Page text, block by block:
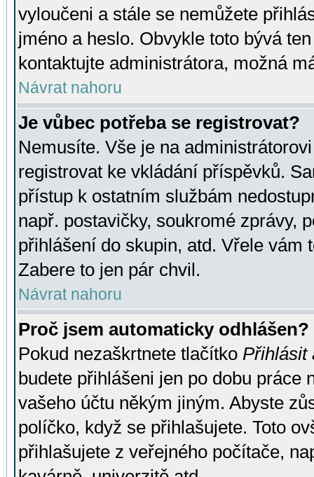
vyloučeni a stále se nemůžete
jméno a heslo. Obvykle toto bývá
kontaktujte administrátora, možná
Návrat nahoru
Je vůbec potřeba se registrovat?
Nemusíte. Vše je na
registrovat ke vkládání příspěvků.
přístup k ostatním službám
např. postavičky, soukromé zprávy,
přihlášení do skupin, atd. Vřele vám
Zabere to jen pár chvil.
Návrat nahoru
Proč jsem automaticky odhlášen?
Pokud nezaškrtnete tlačítko Přihlásit
budete přihlášeni jen po dobu práce
vašeho účtu někým jiným. Abyste
políčko, když se přihlašujete. Toto
přihlašujete z veřejného počítače,